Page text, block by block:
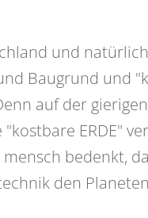
und
Baugrund und
auf der
ERDE"
bedenkt,
den